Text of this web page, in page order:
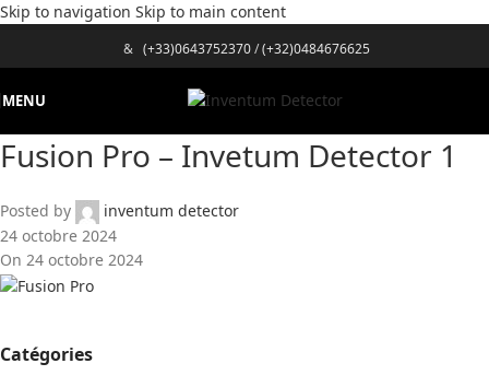
Skip to navigation Skip to main content
& (+33)0643752370/(+32)0484676625
MENU
Fusion Pro – Invetum Detector 1
Posted by
inventum detector
24 octobre 2024
On 24 octobre 2024
Catégories